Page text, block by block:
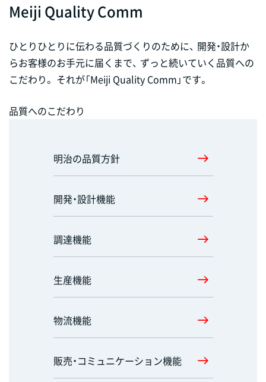
Meiji Quality Comm
ひとりひとりに伝わる品質づくりのために、 開発・設計か
らお客様のお手元に届くまで、 ずっと続いていく品質への
こだわり。 それが「Meiji Quality Comm」です。
品質へのこだわり
明治の品質方針
開発・設計機能
調達機能
生産機能
物流機能
販売・コミュニケーション機能